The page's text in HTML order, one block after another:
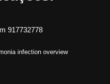
917732778
infection overview